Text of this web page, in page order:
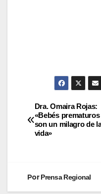
Dra. Omaira Rojas:
«Bebés prematuros
son un milagro de
vida»
PorPrensa Regional